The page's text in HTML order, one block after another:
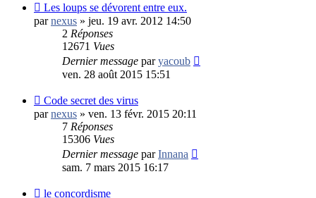
Les loups se dévorent entre eux.
parnexus » jeu. 19 avr. 2012 14:50
2 Réponses
12671 Vues
Dernier message paryacoub
ven. 28 août 2015 15:51
Code secret des virus
parnexus » ven. 13 févr. 2015 20:11
7 Réponses
15306 Vues
Dernier message parInnana
sam. 7 mars 2015 16:17
le concordisme